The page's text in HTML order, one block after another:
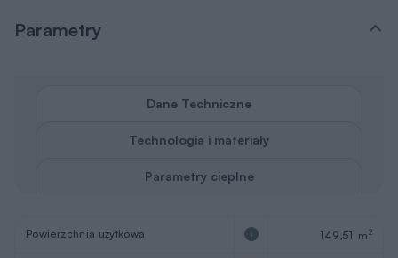
Parametry
Dane Techniczne
Technologia i materiały
Parametry cieplne
Powierzchnia użytkowa 149,51 m2